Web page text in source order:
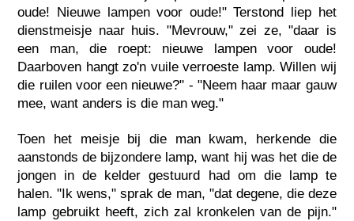
oude! Nieuwe lampen voor oude!" Terstond liep het
dienstmeisje naar huis. "Mevrouw," zei ze, "daar is
een man, die roept: nieuwe lampen voor oude!
Daarboven hangt zo'n vuile verroeste lamp. Willen wij
die ruilen voor een nieuwe?" - "Neem haar maar gauw
mee, want anders is die man weg."
Toen het meisje bij die man kwam, herkende die
aanstonds de bijzondere lamp, want hij was het die de
jongen in de kelder gestuurd had om die lamp te
halen. "Ik wens," sprak de man, "dat degene, die deze
lamp gebruikt heeft, zich zal kronkelen van de pijn."